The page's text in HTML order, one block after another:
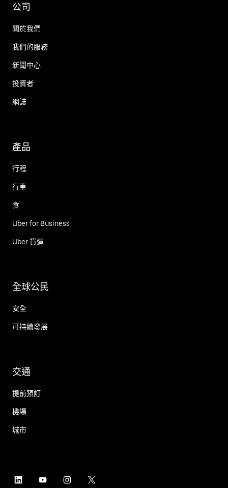
公司
關於我們
我們的服務
新聞中心
投資者
網誌
產品
行程
行車
食
Uber for Business
Uber 貨運
全球公民
安全
可持續發展
交通
提前預訂
機場
城市